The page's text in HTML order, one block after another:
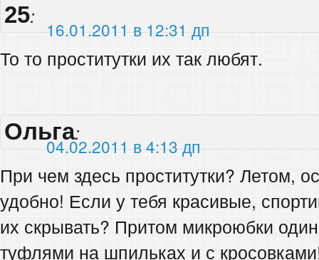
25:
16.01.2011 в 12:31 дп
То то проститутки их так любят.
Ольга:
04.02.2011 в 4:13 дп
При чем здесь проститутки? Летом,
удобно! Если у тебя красивые,
их скрывать? Притом микроюбки
туфлями на шпильках и с